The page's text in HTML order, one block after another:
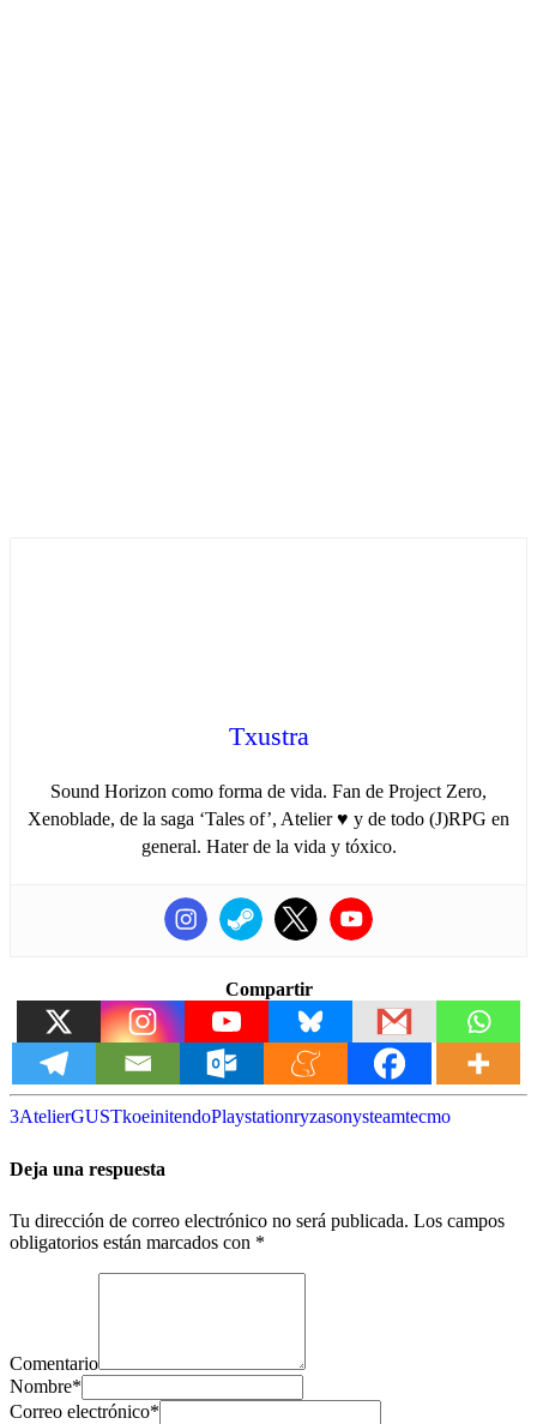
Txustra
Sound Horizon como forma de vida. Fan de Project Zero,
Xenoblade, de la saga ‘Tales of’, Atelier ♥ y de todo (J)RPG en
general. Hater de la vida y tóxico.
Compartir
3AtelierGUSTkoeinitendoPlaystationryzasonysteamtecmo
Deja una respuesta
Tu dirección de correo electrónico no será publicada. Los campos
obligatorios están marcados con *
Comentario
Nombre*
Correo electrónico*